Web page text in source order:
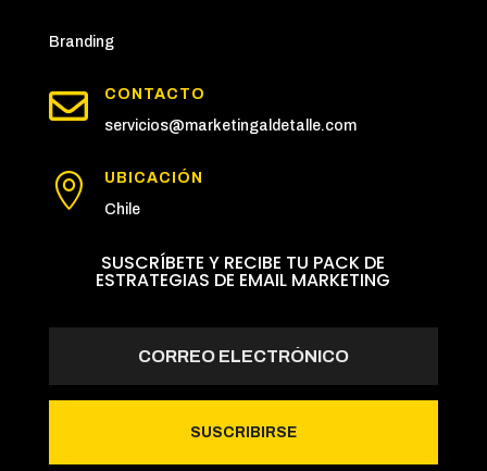
Branding

CONTACTO
servicios@marketingaldetalle.com

UBICACIÓN
Chile
SUSCRÍBETE Y RECIBE TU PACK DE
ESTRATEGIAS DE EMAIL MARKETING
SUSCRIBIRSE